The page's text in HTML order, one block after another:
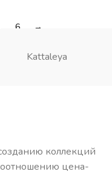
6 →
Kattaleya
коллекций
цена-